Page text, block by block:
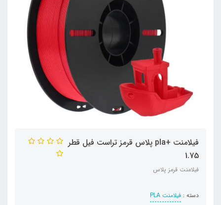
فیلامنت +pla پلاس قرمز تراست فیل قطر
1.75
فیلامنت قرمز پلاس
دسته : فیلامنت PLA